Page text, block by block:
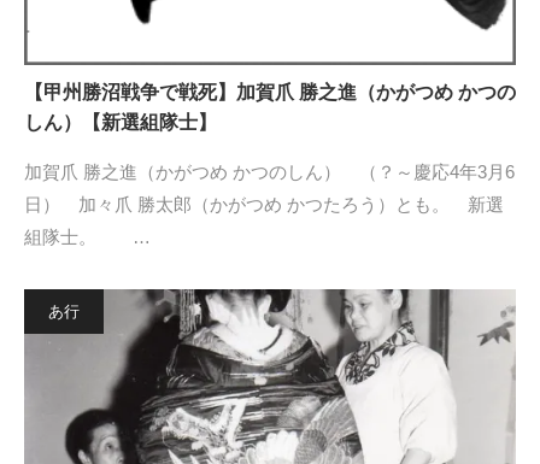
【甲州勝沼戦争で戦死】加賀爪 勝之進（かがつめ かつの
しん）【新選組隊士】
加賀爪 勝之進（かがつめ かつのしん） （？～慶応4年3月6
日） 加々爪 勝太郎（かがつめ かつたろう）とも。 新選
組隊士。 …
あ行